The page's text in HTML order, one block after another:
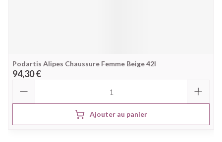
Podartis Alipes Chaussure Femme Beige 42l
94,30 €
Ajouter au panier